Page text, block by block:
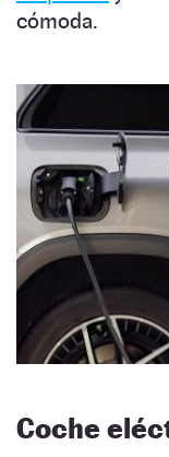
cómoda.
Coche